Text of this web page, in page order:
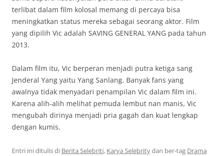
terlibat dalam film kolosal memang di percaya bisa
meningkatkan status mereka sebagai seorang aktor. Film
yang dipilih Vic adalah SAVING GENERAL YANG pada tahun
2013.
Dalam film itu, Vic berperan menjadi putra ketiga sang
Jenderal Yang yaitu Yang Sanlang. Banyak fans yang
awalnya tidak menyadari penampilan Vic dalam film ini.
Karena alih-alih melihat pemuda lembut nan manis, Vic
mengubah dirinya menjadi pria gagah dan kuat lengkap
dengan kumis.
Entri ini ditulis di Berita Selebriti, Karya Selebritydan ber-tag Drama